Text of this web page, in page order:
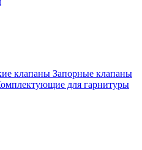
клапаны Запорные клапаны
для гарнитуры